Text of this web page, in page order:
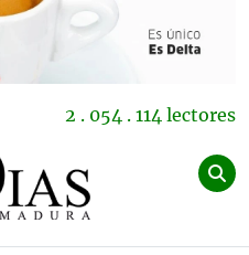
2 . 054 . 114 lectores